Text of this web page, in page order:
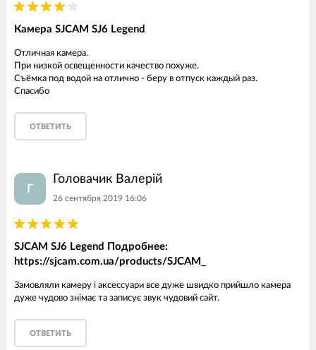
Камера SJCAM SJ6 Legend
Отличная камера.
При низкой освещенности качество похуже.
Съёмка под водой на отлично - беру в отпуск каждый раз.
Спасибо
ОТВЕТИТЬ
Г
Головачик Валерій
26 сентября 2019 16:06
SJCAM SJ6 Legend Подробнее:
https://sjcam.com.ua/products/SJCAM_
Замовляли камеру і аксессуари все дуже швидко прийшло камера
дуже чудово знімає та записує звук чудовий сайт.
ОТВЕТИТЬ